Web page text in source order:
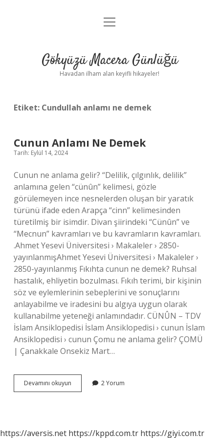
Anasayfa
Yasal Uyarı
menüyü
Gökyüzü Macera Günlüğü
Havadan ilham alan keyifli hikayeler!
Etiket: Cundullah anlamı ne demek
Cunun Anlamı Ne Demek
Tarih: Eylül 14, 2024
Cunun ne anlama gelir? “Delilik, çılgınlık, delilik”
anlamına gelen “cünûn” kelimesi, gözle
görülemeyen ince nesnelerden oluşan bir yaratık
türünü ifade eden Arapça “cinn” kelimesinden
türetilmiş bir isimdir. Divan şiirindeki “Cünûn” ve
“Mecnun” kavramları ve bu kavramların kavramları.
.Ahmet Yesevi Üniversitesi › Makaleler › 2850-
yayınlanmışAhmet Yesevi Üniversitesi › Makaleler ›
2850-yayınlanmış Fıkıhta cunun ne demek? Ruhsal
hastalık, ehliyetin bozulması. Fıkıh terimi, bir kişinin
söz ve eylemlerinin sebeplerini ve sonuçlarını
anlayabilme ve iradesini bu algıya uygun olarak
kullanabilme yeteneği anlamındadır. CÜNÛN – TDV
İslam Ansiklopedisi İslam Ansiklopedisi › cunun İslam
Ansiklopedisi › cunun Çomu ne anlama gelir? ÇOMÜ
| Çanakkale Onsekiz Mart…
Devamını okuyun
Anlamı
2 Yorum
https://aversis.net https://kppd.com.tr https://giyi.com.tr